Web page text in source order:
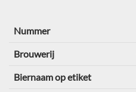
Nummer
Brouwerij
Biernaam op etiket